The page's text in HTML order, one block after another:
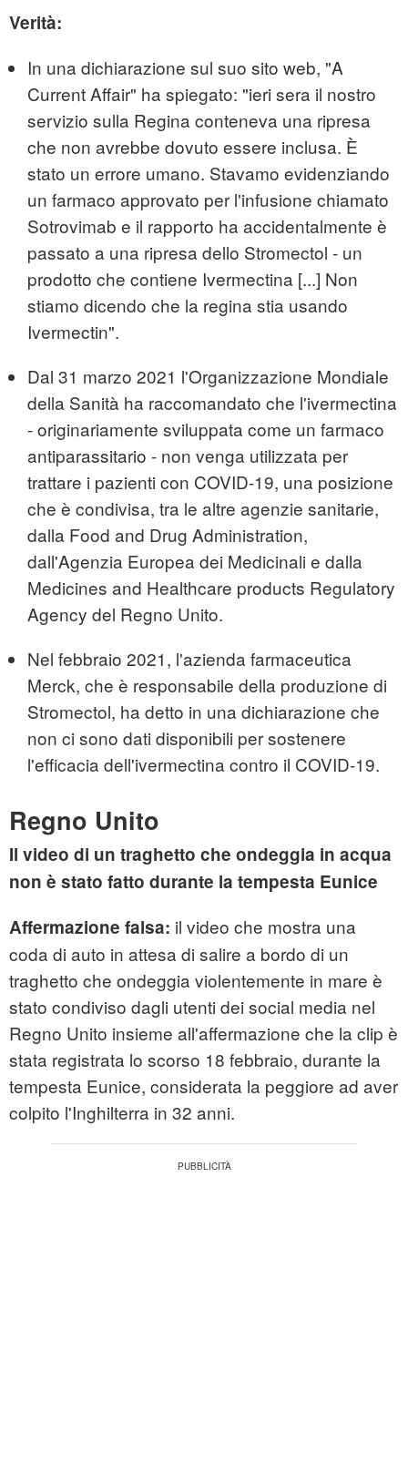
Verità:
In una dichiarazione sul suo sito web, "A
Current Affair" ha spiegato: "ieri sera il nostro
servizio sulla Regina conteneva una ripresa
che non avrebbe dovuto essere inclusa. È
stato un errore umano. Stavamo evidenziando
un farmaco approvato per l'infusione chiamato
Sotrovimab e il rapporto ha accidentalmente è
passato a una ripresa dello Stromectol - un
prodotto che contiene Ivermectina [...] Non
stiamo dicendo che la regina stia usando
Ivermectin".
Dal 31 marzo 2021 l'Organizzazione Mondiale
della Sanità ha raccomandato che l'ivermectina
- originariamente sviluppata come un farmaco
antiparassitario - non venga utilizzata per
trattare i pazienti con COVID-19, una posizione
che è condivisa, tra le altre agenzie sanitarie,
dalla Food and Drug Administration,
dall'Agenzia Europea dei Medicinali e dalla
Medicines and Healthcare products Regulatory
Agency del Regno Unito.
Nel febbraio 2021, l'azienda farmaceutica
Merck, che è responsabile della produzione di
Stromectol, ha detto in una dichiarazione che
non ci sono dati disponibili per sostenere
l'efficacia dell'ivermectina contro il COVID-19.
Regno Unito
Il video di un traghetto che ondeggia in acqua
non è stato fatto durante la tempesta Eunice
Affermazione falsa: il video che mostra una
coda di auto in attesa di salire a bordo di un
traghetto che ondeggia violentemente in mare è
stato condiviso dagli utenti dei social media nel
Regno Unito insieme all'affermazione che la clip è
stata registrata lo scorso 18 febbraio, durante la
tempesta Eunice, considerata la peggiore ad aver
colpito l'Inghilterra in 32 anni.